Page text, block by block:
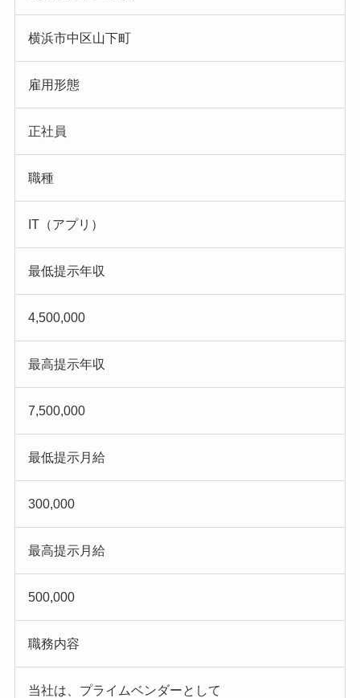
横浜市中区山下町
雇用形態
正社員
職種
IT（アプリ）
最低提示年収
4,500,000
最高提示年収
7,500,000
最低提示月給
300,000
最高提示月給
500,000
職務内容
当社は、プライムベンダーとして